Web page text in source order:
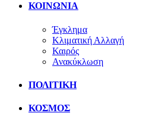
ΚΟΙΝΩΝΙΑ
Έγκλημα
Κλιματική Αλλαγή
Καιρός
Ανακύκλωση
ΠΟΛΙΤΙΚΗ
ΚΟΣΜΟΣ